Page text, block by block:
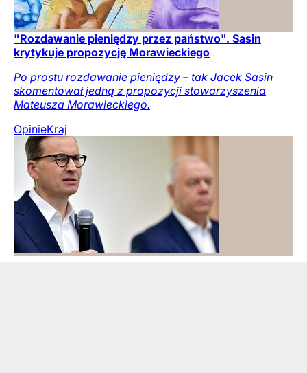
"Rozdawanie pieniędzy przez państwo". Sasin
krytykuje propozycję Morawieckiego
Po prostu rozdawanie pieniędzy – tak Jacek Sasin
skomentował jedną z propozycji stowarzyszenia
Mateusza Morawieckiego.
OpinieKraj